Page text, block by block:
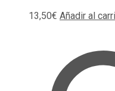
13,50€ Añadir al